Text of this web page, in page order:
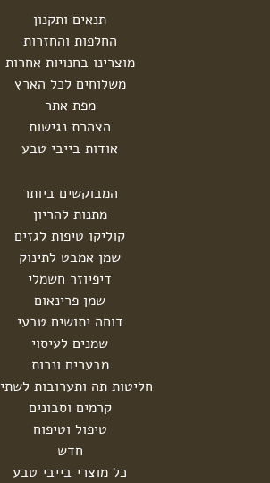
תנאים ותקנון
החלפות והחזרות
מוצרינו בחנויות אחרות
משלוחים לכל הארץ
מפת אתר
הצהרת נגישות
אודות בייבי טבע
המבוקשים ביותר
מתנות להריון
קוליקו טיפות לגזים
שמן אמבט לתינוק
דיפיוזר חשמלי
שמן פרינאום
דוחה יתושים טבעי
שמנים לעיסוי
מבערים ונרות
חליטות תה ותערובות
קרמים וסבונים
טיפול וטיפוח
חדש
כל מוצרי בייבי טבע